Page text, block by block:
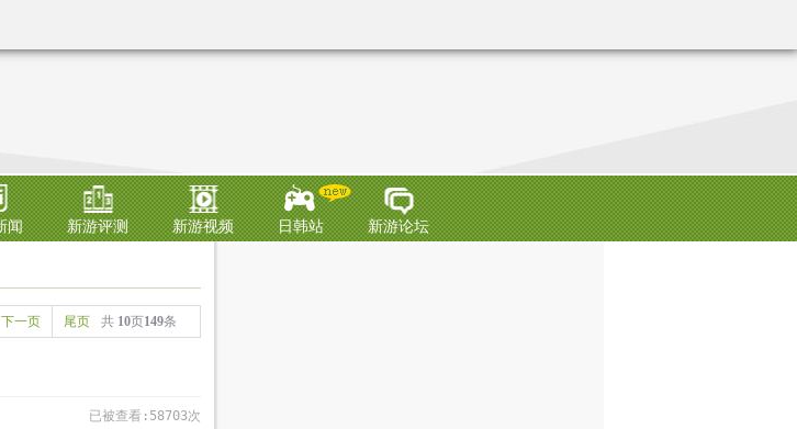
闻 新游评测 新游视频 日韩站 新游论坛
下一页 尾页 共 10页149条
已被查看:58703次